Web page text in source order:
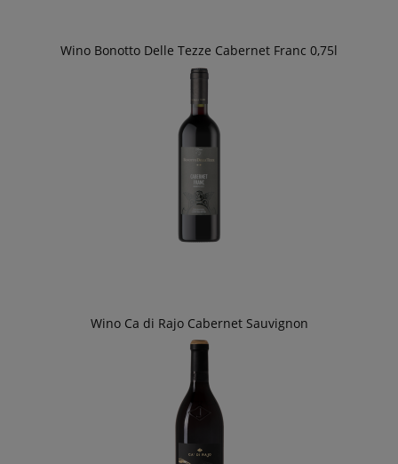
Wino Bonotto Delle Tezze Cabernet Franc 0,75l
Wino Ca di Rajo Cabernet Sauvignon